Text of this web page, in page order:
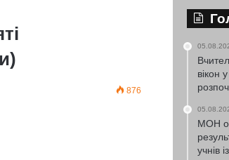
876
вікон
МОН
учнів